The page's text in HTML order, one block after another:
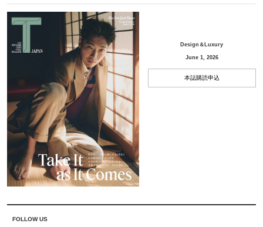
Design＆Luxury
June 1, 2026
本誌購読申込
FOLLOW US